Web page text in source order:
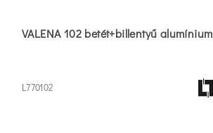
VALENA 102 betét+billentyű alumínium
L770102